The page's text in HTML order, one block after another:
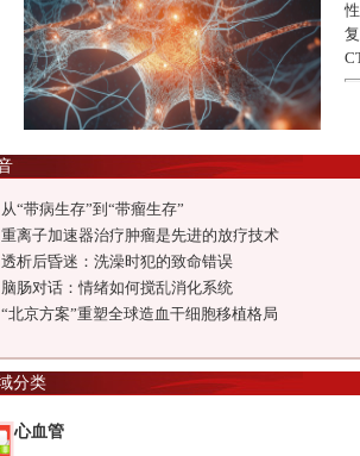
从“带病生存”到“带瘤生存”
重离子加速器治疗肿瘤是先进的放疗技术
透析后昏迷：洗澡时犯的致命错误
脑肠对话：情绪如何搅乱消化系统
“北京方案”重塑全球造血干细胞移植格局
分类
心血管